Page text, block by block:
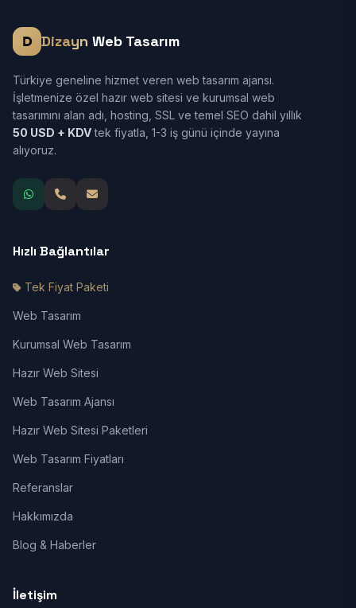
Dizayn Web Tasarım
Türkiye geneline hizmet veren web tasarım ajansı.
İşletmenize özel hazır web sitesi ve kurumsal web
tasarımını alan adı, hosting, SSL ve temel SEO dahil yıllık
50 USD + KDVtek fiyatla, 1-3 iş günü içinde yayına
alıyoruz.
Hızlı Bağlantılar
Tek Fiyat Paketi
Web Tasarım
Kurumsal Web Tasarım
Hazır Web Sitesi
Web Tasarım Ajansı
Hazır Web Sitesi Paketleri
Web Tasarım Fiyatları
Referanslar
Hakkımızda
Blog & Haberler
İletişim